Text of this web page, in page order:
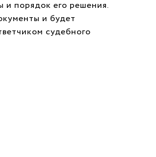
и порядок его решения.
и будет
судебного